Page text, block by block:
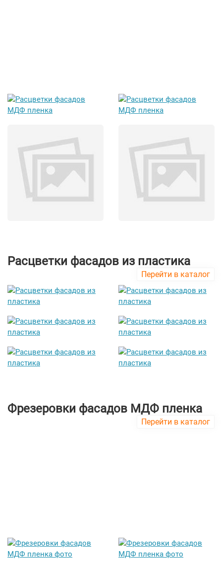
Расцветки фасадов из пластика
Перейти в каталог
Фрезеровки фасадов МДФ пленка
Перейти в каталог